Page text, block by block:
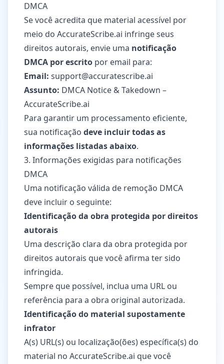
DMCA
Se você acredita que material acessível por
meio do AccurateScribe.ai infringe seus
direitos autorais, envie uma notificação
DMCA por escrito por email para:
Email: support@accuratescribe.ai
Assunto: DMCA Notice & Takedown –
AccurateScribe.ai
Para garantir um processamento eficiente,
sua notificação deve incluir todas as
informações listadas abaixo.
3. Informações exigidas para notificações
DMCA
Uma notificação válida de remoção DMCA
deve incluir o seguinte:
Identificação da obra protegida por direitos
autorais
Uma descrição clara da obra protegida por
direitos autorais que você afirma ter sido
infringida.
Sempre que possível, inclua uma URL ou
referência para a obra original autorizada.
Identificação do material supostamente
infrator
A(s) URL(s) ou localização(ões) específica(s) do
material no AccurateScribe.ai que você